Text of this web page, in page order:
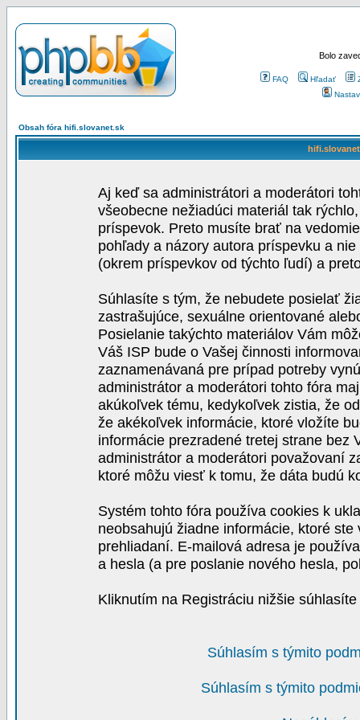
Bolo
FAQ Hľadať
Obsah fóra hifi.slovanet.sk
Aj keď sa administrátori a moderátori
všeobecne nežiadúci materiál tak
príspevok. Preto musíte brať na
pohľady a názory autora príspevku a
(okrem príspevkov od týchto ľudí) a
Súhlasíte s tým, že nebudete posielať
zastrašujúce, sexuálne orientované
Posielanie takýchto materiálov Vám
Váš ISP bude o Vašej činnosti
zaznamenávaná pre prípad potreby
administrátor a moderátori tohto fóra
akúkoľvek tému, kedykoľvek zistia, že
že akékoľvek informácie, ktoré vložíte
informácie prezradené tretej strane bez
administrátor a moderátori považovaní
ktoré môžu viesť k tomu, že dáta budú
Systém tohto fóra používa cookies k
neobsahujú žiadne informácie, ktoré
prehliadaní. E-mailová adresa je
a hesla (a pre poslanie nového hesla,
Kliknutím na Registráciu nižšie
Súhlasím s týmito
Súhlasím s týmito